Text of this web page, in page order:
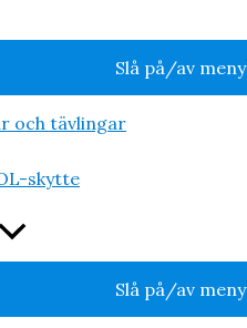
Slå på/av meny
och tävlingar
skytte
Slå på/av meny